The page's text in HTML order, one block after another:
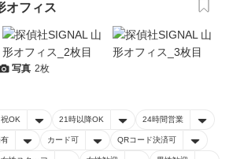
オフィス
写真 2枚
祝OK 21時以降OK 24時間営業
カード可 QRコード決済可